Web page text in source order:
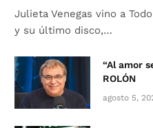
Julieta Venegas vino a
y su último disco,…
“Al amor
ROLÓN
agosto 5,